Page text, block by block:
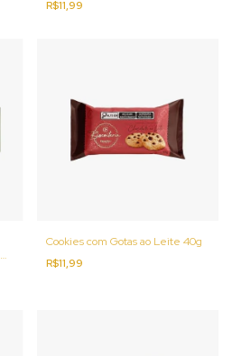
R$11,99
Cookies com Gotas ao Leite 40g
R$11,99